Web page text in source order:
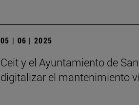
05 | 06 | 2025
Ceit y el Ayuntamiento de
digitalizar el mantenimiento